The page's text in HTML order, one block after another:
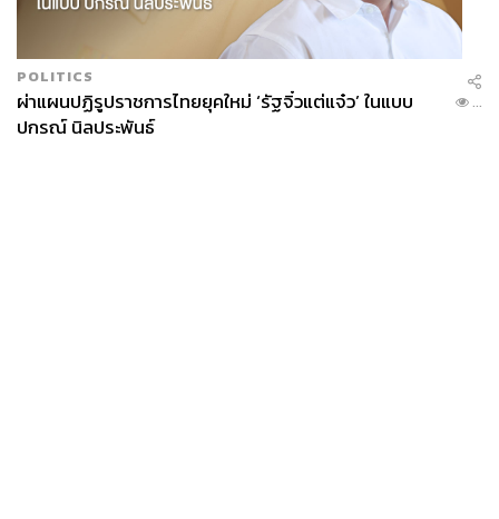
POLITICS
ผ่าแผนปฏิรูปราชการไทยยุคใหม่ ‘รัฐจิ๋วแต่แจ๋ว’ ในแบบ
ปกรณ์ นิลประพันธ์
...